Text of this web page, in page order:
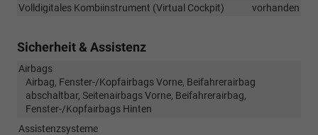
Volldigitales Kombiinstrument (Virtual Cockpit)
vorhanden
Sicherheit & Assistenz
Airbags
Airbag, Fenster-/Kopfairbags Vorne, Beifahrerairbag
abschaltbar, Seitenairbags Vorne, Beifahrerairbag,
Fenster-/Kopfairbags Hinten
Assistenzsysteme